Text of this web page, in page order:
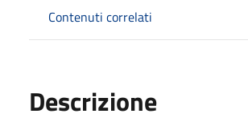
Contenuti correlati
Descrizione